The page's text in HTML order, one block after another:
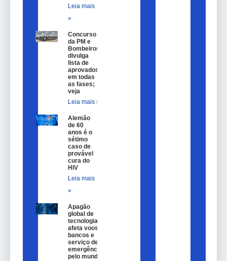
Leia mais
»
Concurso
da PM e
Bombeiros
divulga
lista de
aprovados
em todas
as fases;
veja
Leia mais »
Alemão
de 60
anos é o
sétimo
caso de
provável
cura do
HIV
Leia mais
»
Apagão
global de
tecnologia
afeta voos,
bancos e
serviço de
emergência
pelo mundo